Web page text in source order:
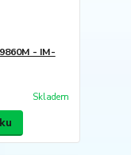
- IM-
Skladem